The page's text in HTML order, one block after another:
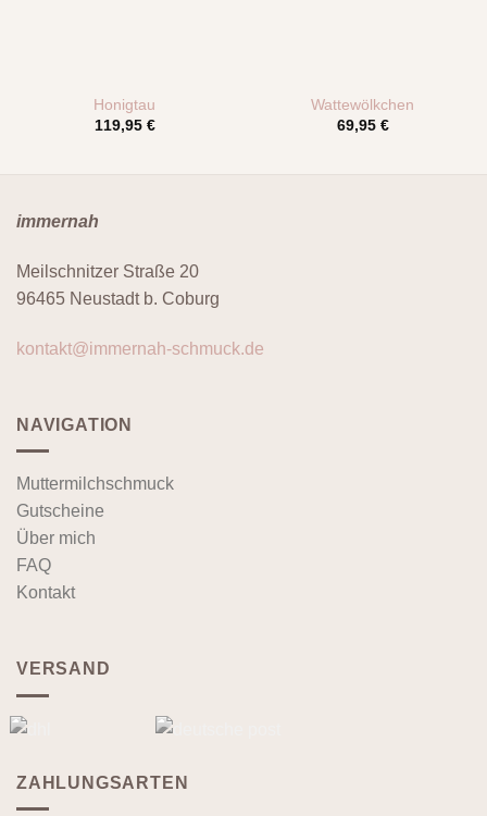
Honigtau
119,95 €
Wattewölkchen
69,95 €
immernah
Meilschnitzer Straße 20
96465 Neustadt b. Coburg
kontakt@immernah-schmuck.de
NAVIGATION
Muttermilchschmuck
Gutscheine
Über mich
FAQ
Kontakt
VERSAND
ZAHLUNGSARTEN